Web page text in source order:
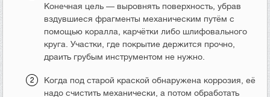
Конечная цель — выровнять поверхность, убрав
вздувшиеся фрагменты механическим путём с
помощью коралла, карчётки либо шлифовального
круга. Участки, где покрытие держится прочно,
драить грубым инструментом не нужно.
Когда под старой краской обнаружена коррозия, её
надо счистить механически, а потом обработать